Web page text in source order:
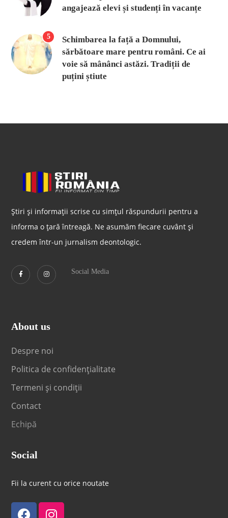
angajează elevi și studenți în vacanțe
5
Schimbarea la față a Domnului,
sărbătoare mare pentru români. Ce ai
voie să mânânci astăzi. Tradiții de
puțini știute
Știri și informații scrise cu simțul răspundurii pentru a
informa o țară întreagă. Ne asumăm fiecare cuvânt și
credem într-un jurnalism deontologic.
Social Media
About us
Despre noi
Politica de confidențialitate
Termeni și condiții
Contact
Echipă
Social
Fii la curent cu orice noutate